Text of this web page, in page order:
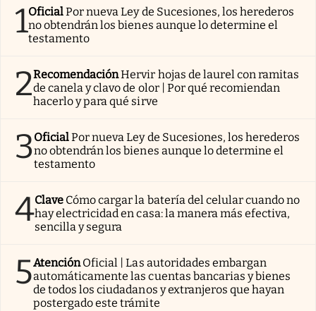
1OficialPor nueva Ley de Sucesiones, los herederos
no obtendrán los bienes aunque lo determine el
testamento
2RecomendaciónHervir hojas de laurel con ramitas
de canela y clavo de olor | Por qué recomiendan
hacerlo y para qué sirve
3OficialPor nueva Ley de Sucesiones, los herederos
no obtendrán los bienes aunque lo determine el
testamento
4Clave Cómo cargar la batería del celular cuando no
hay electricidad en casa: la manera más efectiva,
sencilla y segura
5AtenciónOficial | Las autoridades embargan
automáticamente las cuentas bancarias y bienes
de todos los ciudadanos y extranjeros que hayan
postergado este trámite